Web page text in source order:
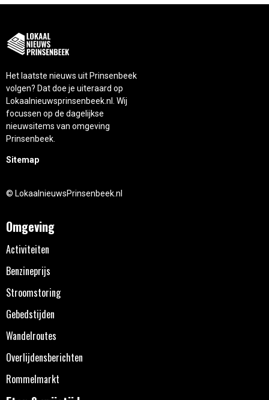
Het laatste nieuws uit Prinsenbeek
volgen? Dat doe je uiteraard op
Lokaalnieuwsprinsenbeek.nl. Wij
focussen op de dagelijkse
nieuwsitems van omgeving
Prinsenbeek.
Sitemap
© LokaalnieuwsPrinsenbeek.nl
Omgeving
Activiteiten
Benzineprijs
Stroomstoring
Gebedstijden
Wandelroutes
Overlijdensberichten
Rommelmarkt